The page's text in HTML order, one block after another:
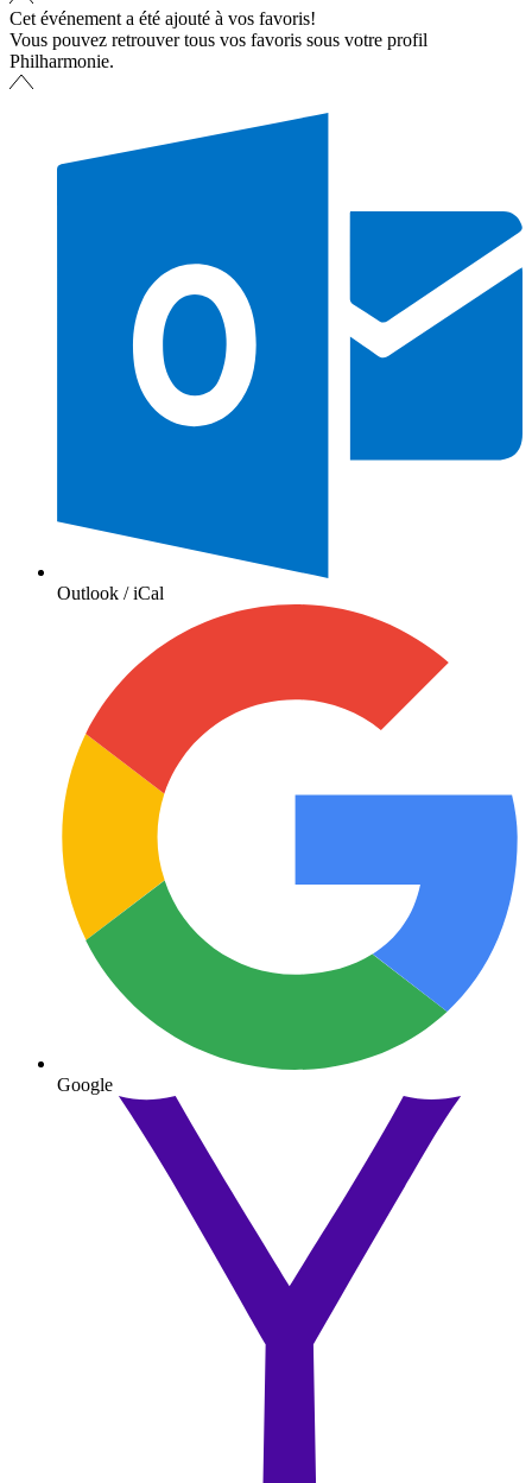
Cet événement a été ajouté à vos favoris!
Vous pouvez retrouver tous vos favoris sous votre profil
Philharmonie.
Outlook / iCal
Google